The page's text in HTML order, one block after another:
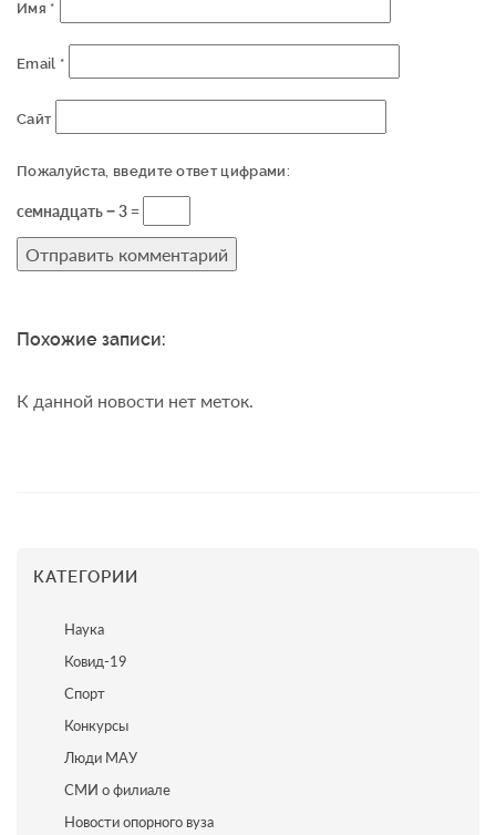
Имя *
Email *
Сайт
Пожалуйста, введите ответ цифрами:
семнадцать − 3 =
Похожие записи:
К данной новости нет меток.
КАТЕГОРИИ
Наука
Ковид-19
Спорт
Конкурсы
Люди МАУ
СМИ о филиале
Новости опорного вуза